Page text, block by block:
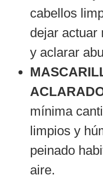
cabellos
dejar actuar
y aclarar
mínima
limpios y
peinado
aire.